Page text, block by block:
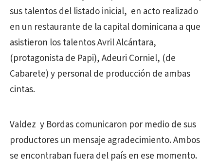
sus talentos del listado inicial, en acto realizado
en un restaurante de la capital dominicana a que
asistieron los talentos Avril Alcántara,
(protagonista de Papi), Adeuri Corniel, (de
Cabarete) y personal de producción de ambas
cintas.
Valdez y Bordas comunicaron por medio de sus
productores un mensaje agradecimiento. Ambos
se encontraban fuera del país en ese momento.